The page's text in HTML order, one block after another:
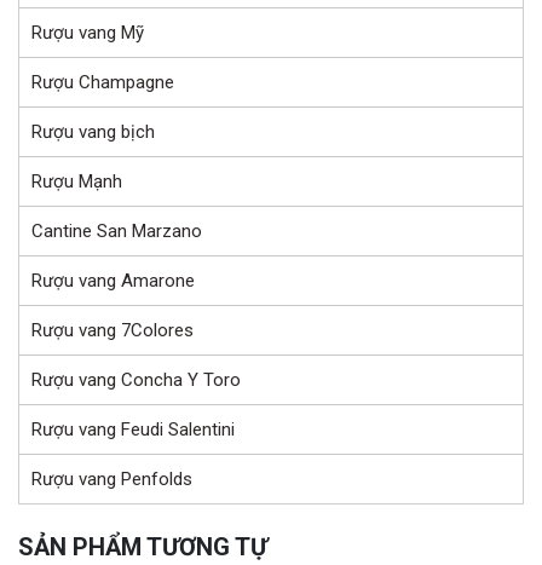
Rượu vang Mỹ
Rượu Champagne
Rượu vang bịch
Rượu Mạnh
Cantine San Marzano
Rượu vang Amarone
Rượu vang 7Colores
Rượu vang Concha Y Toro
Rượu vang Feudi Salentini
Rượu vang Penfolds
SẢN PHẨM TƯƠNG TỰ